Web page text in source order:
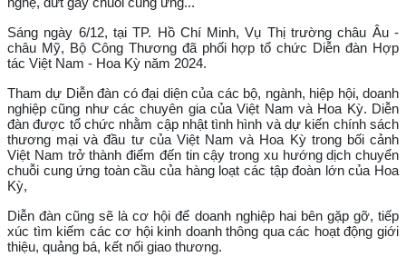
Sáng ngày 6/12, tại TP. Hồ Chí Minh, Vụ Thị trường châu Âu -
châu Mỹ, Bộ Công Thương đã phối hợp tổ chức Diễn đàn Hợp
tác Việt Nam - Hoa Kỳ năm 2024.
Tham dự Diễn đàn có đại diện của các bộ, ngành, hiệp hội, doanh
nghiệp cũng như các chuyên gia của Việt Nam và Hoa Kỳ. Diễn
đàn được tổ chức nhằm cập nhật tình hình và dự kiến chính sách
thương mại và đầu tư của Việt Nam và Hoa Kỳ trong bối cảnh
Việt Nam trở thành điểm đến tin cậy trong xu hướng dịch chuyển
chuỗi cung ứng toàn cầu của hàng loạt các tập đoàn lớn của Hoa
Kỳ,
Diễn đàn cũng sẽ là cơ hội để doanh nghiệp hai bên gặp gỡ, tiếp
xúc tìm kiếm các cơ hội kinh doanh thông qua các hoạt động giới
thiệu, quảng bá, kết nối giao thương.